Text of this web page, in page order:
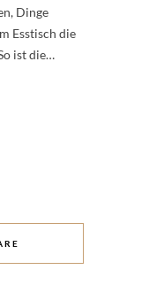
Dinge
Esstisch die
ist die…